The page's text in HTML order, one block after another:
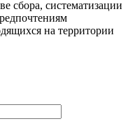
сбора, систематизации
на территории